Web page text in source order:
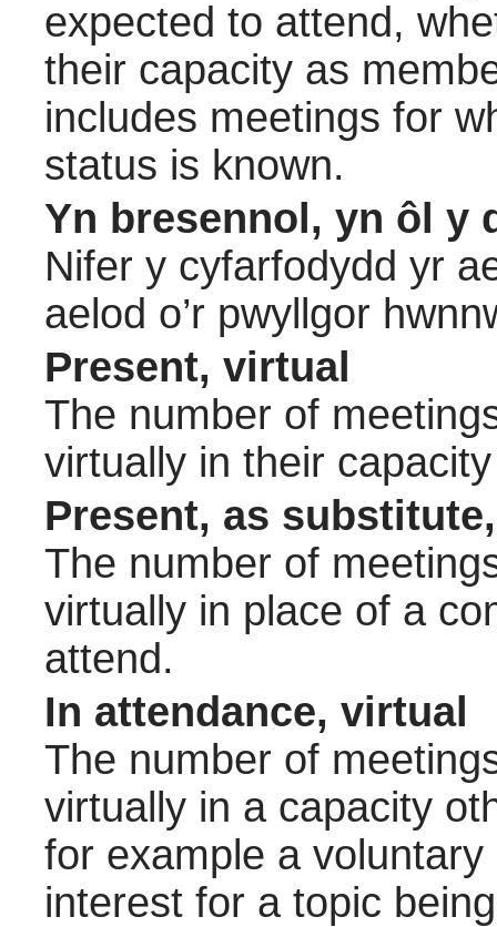
expected to attend,
their capacity as
includes meetings for
status is known.
Yn bresennol, yn ôl y
Nifer y cyfarfodydd yr
aelod o’r pwyllgor
Present, virtual
The number of
virtually in their
Present, as
The number of
virtually in place of a
attend.
In attendance, virtual
The number of
virtually in a capacity
for example a
interest for a topic